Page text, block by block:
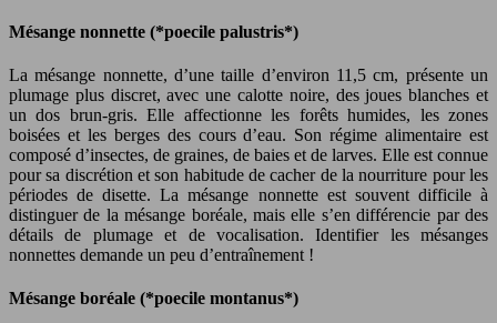
Mésange nonnette (*poecile palustris*)
La mésange nonnette, d’une taille d’environ 11,5 cm, présente un
plumage plus discret, avec une calotte noire, des joues blanches et
un dos brun-gris. Elle affectionne les forêts humides, les zones
boisées et les berges des cours d’eau. Son régime alimentaire est
composé d’insectes, de graines, de baies et de larves. Elle est connue
pour sa discrétion et son habitude de cacher de la nourriture pour les
périodes de disette. La mésange nonnette est souvent difficile à
distinguer de la mésange boréale, mais elle s’en différencie par des
détails de plumage et de vocalisation. Identifier les mésanges
nonnettes demande un peu d’entraînement !
Mésange boréale (*poecile montanus*)